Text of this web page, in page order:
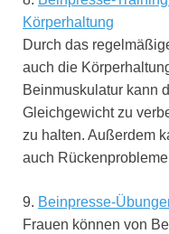
Körperhaltung
Durch das
auch die
Beinmuskulatur kann
Gleichgewicht zu
zu halten. Außerdem
auch
9. Beinpresse-
Frauen können von